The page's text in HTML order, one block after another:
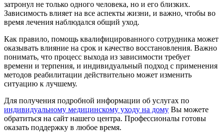
затронул не только одного человека, но и его близких.
Зависимость влияет на все аспекты жизни, и важно, чтобы во
время лечения наблюдался общий уход.
Как правило, помощь квалифицированного сотрудника может
оказывать влияние на срок и качество восстановления. Важно
понимать, что процесс выхода из зависимости требует
времени и терпения, и индивидуальный подход с применения
методов реабилитации действительно может изменить
ситуацию к лучшему.
Для получения подробной информации об услугах по
индивидуальному медицинскому уходу на дому Вы можете
обратиться на сайт нашего центра. Профессионалы готовы
оказать поддержку в любое время.